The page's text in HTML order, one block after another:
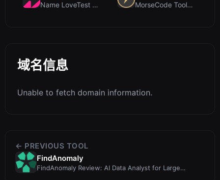
Name LoveTest 评测：一款优先保护隐私的爱情计算器，支持生成可分享图片 MorseCode Tool评测：带音频和灯光的免费在线文本转摩斯密码转换器
域名信息
Unable to fetch domain information.
← PREVIOUS TOOL
FindAnomaly
FindAnomaly Review: AI Data Analyst for Large